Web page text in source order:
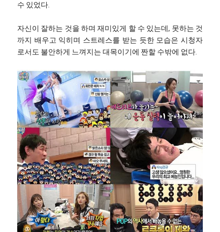
수 있었다.
자신이 잘하는 것을 하며 재미있게 할 수 있는데, 못하는 것
까지 배우고 익히며 스트레스를 받는 듯한 모습은 시청자
로서도 불안하게 느껴지는 대목이기에 짠할 수밖에 없다.